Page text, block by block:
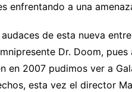
enfrentando a una
de esta nueva
Dr. Doom,
en 2007 pudimos ver a
esta vez el director